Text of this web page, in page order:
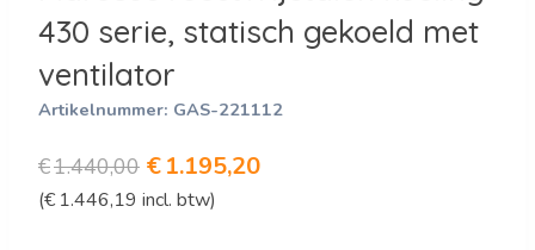
430 serie, statisch gekoeld met
ventilator
Artikelnummer: GAS-221112
€1.440,00 Oorspronkelijke
prijs
€1.195,20Huidige
(€ 1.446,19 incl. btw)